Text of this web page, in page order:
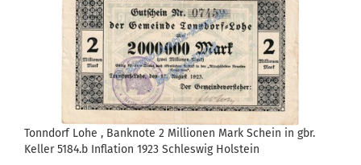
Tonndorf Lohe , Banknote 2 Millionen Mark Schein in gbr.
Keller 5184.b Inflation 1923 Schleswig Holstein